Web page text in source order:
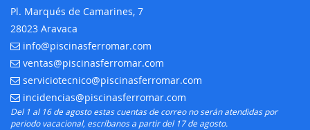
Pl. Marqués de Camarines, 7
28023 Aravaca
E-mail:
info@piscinasferromar.com
E-mail:
ventas@piscinasferromar.com
E-mail:
serviciotecnico@piscinasferromar.com
E-mail:
incidencias@piscinasferromar.com
Del 1 al 16 de agosto estas cuentas de correo no serán atendidas por
periodo vacacional, escríbanos a partir del 17 de agosto.